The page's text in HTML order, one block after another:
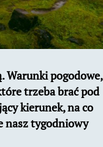
Warunki pogodowe,
trzeba brać pod
kierunek, na co
nasz tygodniowy